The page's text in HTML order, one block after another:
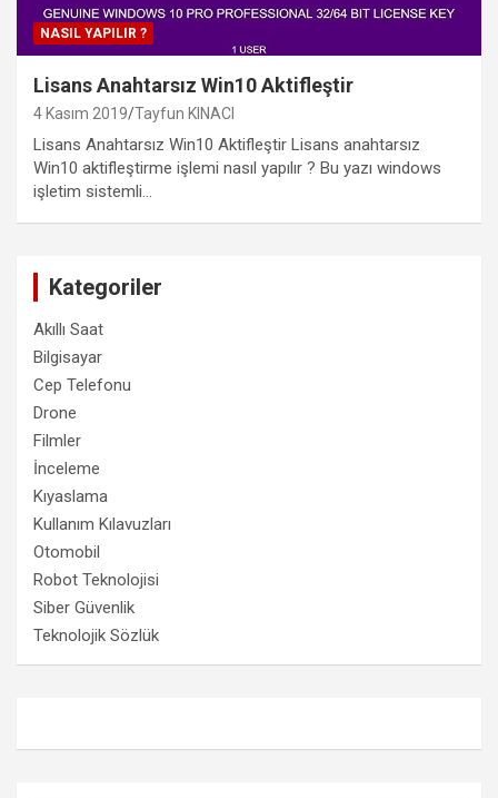
NASIL YAPILIR ?
Lisans Anahtarsız Win10 Aktifleştir
4 Kasım 2019 Tayfun KINACI
Lisans Anahtarsız Win10 Aktifleştir Lisans anahtarsız
Win10 aktifleştirme işlemi nasıl yapılır ? Bu yazı windows
işletim sistemli…
Kategoriler
Akıllı Saat
Bilgisayar
Cep Telefonu
Drone
Filmler
İnceleme
Kıyaslama
Kullanım Kılavuzları
Otomobil
Robot Teknolojisi
Siber Güvenlik
Teknolojik Sözlük